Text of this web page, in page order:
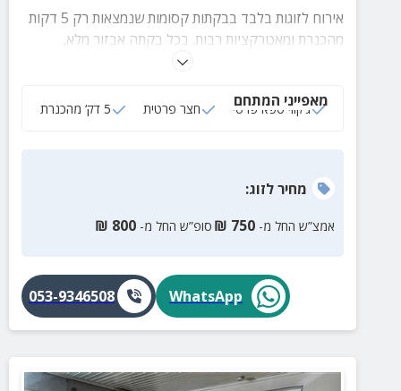
אירוח לזוגות בלבד בבקתות קסומות שנמצאות רק 5 דקות
מהכנרת ומאטרקציות רבות. בכל בקתה אבזור מלא,
מטבחון לבישול וחצר פרטית באווירה פסטורלית עם ג'קוזי
מאפייני המתחם
ג‘קוזי ספא פרטי חצר פרטית 5 דק‘ מהכנרת
מחירלזוג:
אמצ”ש החל מ- 750
₪ סופ”ש החל מ- 800
₪
WhatsApp
053-9346508